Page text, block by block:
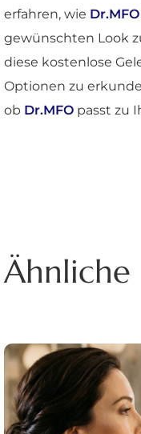
erfahren, wie Dr.MFO
gewünschten Look
diese kostenlose
Optionen zu
ob Dr.MFO passt zu
Ähnliche